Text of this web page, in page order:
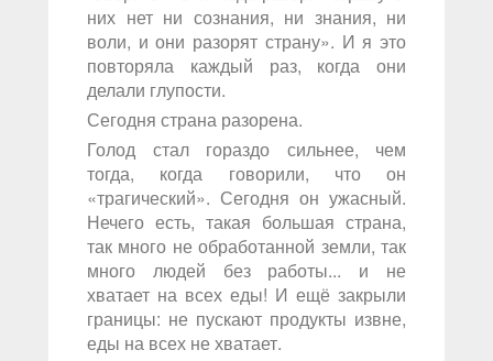
них нет ни сознания, ни знания, ни
воли, и они разорят страну». И я это
повторяла каждый раз, когда они
делали глупости.
Сегодня страна разорена.
Голод стал гораздо сильнее, чем
тогда, когда говорили, что он
«трагический». Сегодня он ужасный.
Нечего есть, такая большая страна,
так много не обработанной земли, так
много людей без работы... и не
хватает на всех еды! И ещё закрыли
границы: не пускают продукты извне,
еды на всех не хватает.